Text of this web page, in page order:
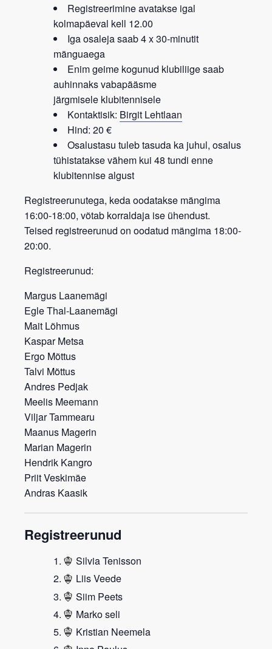
Registreerimine avatakse igal
kolmapäeval kell 12.00
Iga osaleja saab 4 x 30-minutit
mänguaega
Enim geime kogunud klubiliige saab
auhinnaks vabapääsme
järgmisele klubitennisele
Kontaktisik: Birgit Lehtlaan
Hind: 20 €
Osalustasu tuleb tasuda ka juhul, osalus
tühistatakse vähem kui 48 tundi enne
klubitennise algust
Registreerunutega, keda oodatakse mängima
16:00-18:00, võtab korraldaja ise ühendust.
Teised registreerunud on oodatud mängima 18:00-
20:00.
Registreerunud:
Margus Laanemägi
Egle Thal-Laanemägi
Mait Lõhmus
Kaspar Metsa
Ergo Mõttus
Talvi Mõttus
Andres Pedjak
Meelis Meemann
Viljar Tammearu
Maanus Magerin
Marian Magerin
Hendrik Kangro
Priit Veskimäe
Andras Kaasik
Registreerunud
Silvia Tenisson
Liis Veede
Siim Peets
Marko seli
Kristian Neemela